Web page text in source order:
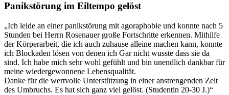
Panikstörung im Eiltempo gelöst
„Ich leide an einer panikstörung mit agoraphobie und konnte nach 5
Stunden bei Herrn Rosenauer große Fortschritte erkennen. Mithilfe
der Körperarbeit, die ich auch zuhause alleine machen kann, konnte
ich Blockaden lösen von denen ich Gar nicht wusste dass sie da
sind. Ich habe mich sehr wohl gefühlt und bin unendlich dankbar für
meine wiedergewonnene Lebensqualität.
Danke für die wertvolle Unterstützung in einer anstrengenden Zeit
des Umbruchs. Es hat sich ganz viel gelöst. (Studentin 20-30 J.)“